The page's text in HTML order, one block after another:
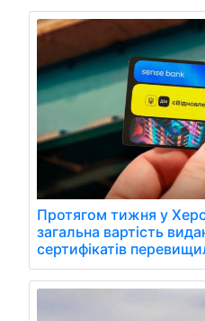
Протягом тижня у
загальна вартість
сертифікатів